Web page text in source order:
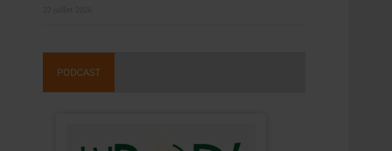
PODCAST